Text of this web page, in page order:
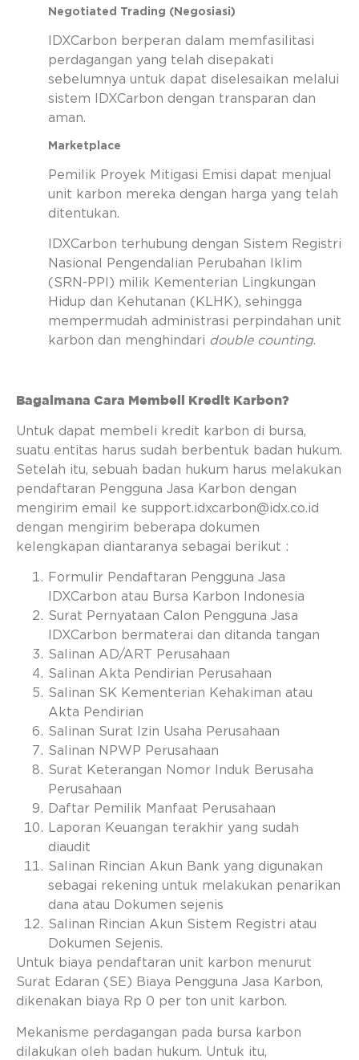
Negotiated Trading (Negosiasi)
IDXCarbon berperan dalam memfasilitasi
perdagangan yang telah disepakati
sebelumnya untuk dapat diselesaikan melalui
sistem IDXCarbon dengan transparan dan
aman.
Marketplace
Pemilik Proyek Mitigasi Emisi dapat menjual
unit karbon mereka dengan harga yang telah
ditentukan.
IDXCarbon terhubung dengan Sistem Registri
Nasional Pengendalian Perubahan Iklim
(SRN-PPI) milik Kementerian Lingkungan
Hidup dan Kehutanan (KLHK), sehingga
mempermudah administrasi perpindahan unit
karbon dan menghindari double counting.
Bagaimana Cara Membeli Kredit Karbon?
Untuk dapat membeli kredit karbon di bursa,
suatu entitas harus sudah berbentuk badan hukum.
Setelah itu, sebuah badan hukum harus melakukan
pendaftaran Pengguna Jasa Karbon dengan
mengirim email ke support.idxcarbon@idx.co.id
dengan mengirim beberapa dokumen
kelengkapan diantaranya sebagai berikut :
Formulir Pendaftaran Pengguna Jasa
IDXCarbon atau Bursa Karbon Indonesia
Surat Pernyataan Calon Pengguna Jasa
IDXCarbon bermaterai dan ditanda tangan
Salinan AD/ART Perusahaan
Salinan Akta Pendirian Perusahaan
Salinan SK Kementerian Kehakiman atau
Akta Pendirian
Salinan Surat Izin Usaha Perusahaan
Salinan NPWP Perusahaan
Surat Keterangan Nomor Induk Berusaha
Perusahaan
Daftar Pemilik Manfaat Perusahaan
Laporan Keuangan terakhir yang sudah
diaudit
Salinan Rincian Akun Bank yang digunakan
sebagai rekening untuk melakukan penarikan
dana atau Dokumen sejenis
Salinan Rincian Akun Sistem Registri atau
Dokumen Sejenis.
Untuk biaya pendaftaran unit karbon menurut
Surat Edaran (SE) Biaya Pengguna Jasa Karbon,
dikenakan biaya Rp 0 per ton unit karbon.
Mekanisme perdagangan pada bursa karbon
dilakukan oleh badan hukum. Untuk itu,